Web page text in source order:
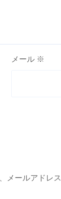
メール ※
ールアドレ